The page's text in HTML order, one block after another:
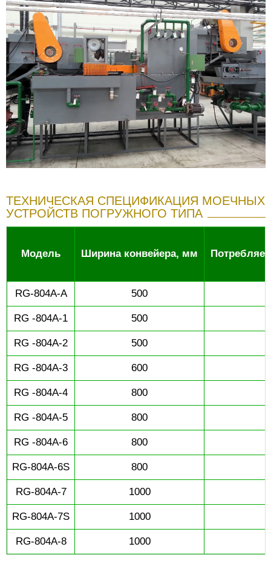
ТЕХНИЧЕСКАЯ СПЕЦИФИКАЦИЯ МОЕЧНЫХ
УСТРОЙСТВ ПОГРУЖНОГО ТИПА
Модель Ширина конвейера, мм
RG-804A-A 500
RG -804A-1 500
RG -804A-2 500
RG -804A-3 600
RG -804A-4 800
RG -804A-5 800
RG -804A-6 800
RG-804A-6S 800
RG-804A-7 1000
RG-804A-7S 1000
RG-804A-8 1000